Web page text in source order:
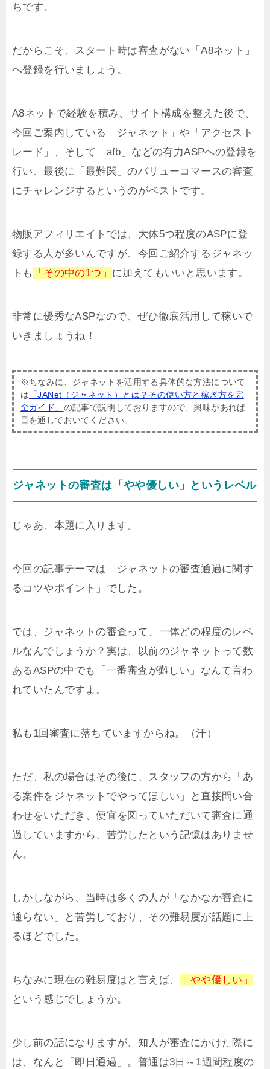
ちです。
だからこそ、スタート時は審査がない「A8ネット」
へ登録を行いましょう。
A8ネットで経験を積み、サイト構成を整えた後で、
今回ご案内している「ジャネット」や「アクセスト
レード」、そして「afb」などの有力ASPへの登録を
行い、最後に「最難関」のバリューコマースの審査
にチャレンジするというのがベストです。
物販アフィリエイトでは、大体5つ程度のASPに登
録する人が多いんですが、今回ご紹介するジャネッ
トも
「その中の1つ」 に加えてもいいと思います。
非常に優秀なASPなので、ぜひ徹底活用して稼いで
いきましょうね！
※ちなみに、ジャネットを活用する具体的な方法について
は 「JANet（ジャネット）とは？その使い方と稼ぎ方を完
全ガイド」 の記事で説明しておりますので、興味があれば
目を通しておいてください。
ジャネットの審査は「やや優しい」というレベル
じゃあ、本題に入ります。
今回の記事テーマは「ジャネットの審査通過に関す
るコツやポイント」でした。
では、ジャネットの審査って、一体どの程度のレベ
ルなんでしょうか？実は、以前のジャネットって数
あるASPの中でも「一番審査が難しい」なんて言わ
れていたんですよ。
私も1回審査に落ちていますからね。（汗）
ただ、私の場合はその後に、スタッフの方から「あ
る案件をジャネットでやってほしい」と直接問い合
わせをいただき、便宜を図っていただいて審査に通
過していますから、苦労したという記憶はありませ
ん。
しかしながら、当時は多くの人が「なかなか審査に
通らない」と苦労しており、その難易度が話題に上
るほどでした。
ちなみに現在の難易度はと言えば、
「やや優しい」
という感じでしょうか。
少し前の話になりますが、知人が審査にかけた際に
は、なんと「即日通過」。普通は3日～1週間程度の